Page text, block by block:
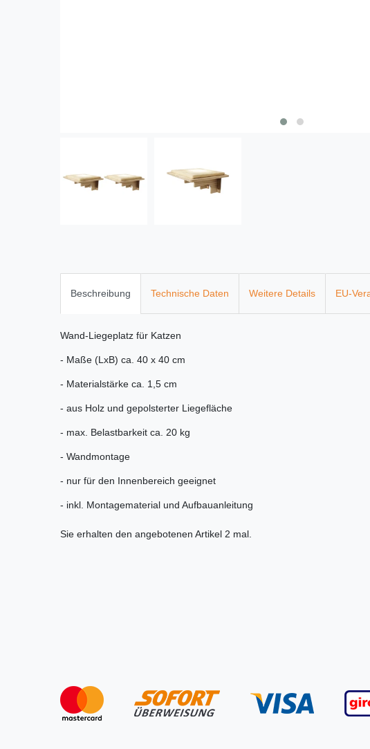
Beschreibung Technische Daten Weitere Details EU-
Wand-Liegeplatz für Katzen
- Maße (LxB) ca. 40 x 40 cm
- Materialstärke ca. 1,5 cm
- aus Holz und gepolsterter Liegefläche
- max. Belastbarkeit ca. 20 kg
- Wandmontage
- nur für den Innenbereich geeignet
- inkl. Montagematerial und Aufbauanleitung
Sie erhalten den angebotenen Artikel 2 mal.